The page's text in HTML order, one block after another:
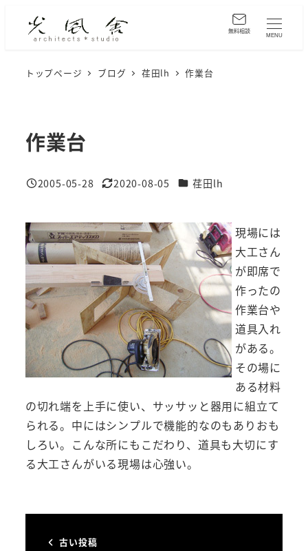
MENU
トップページ ブログ 荏田lh 作業台
作業台
投稿日
2005-05-28
更新日
2020-08-05 カテゴリー
荏田lh
現場には
大工さん
が即席で
作ったの
作業台や
道具入れ
がある。
その場に
ある材料
の切れ端を上手に使い、サッサッと器用に組立て
られる。中にはシンプルで機能的なのもありおも
しろい。こんな所にもこだわり、道具も大切にす
る大工さんがいる現場は心強い。
古い投稿
無料相談